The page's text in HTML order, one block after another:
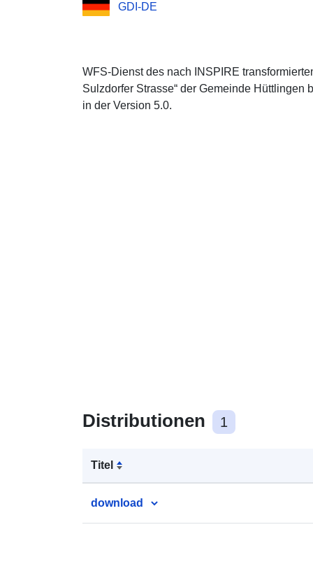
GDI-DE
WFS-Dienst des nach INSPIRE
Sulzdorfer Strasse“ der Gemeinde
in der Version 5.0.
Distributionen 1
Titel
download